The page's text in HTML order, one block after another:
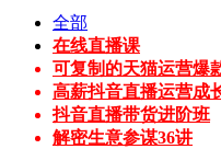
全部
在线直播课
可复制的天猫运营爆
高薪抖音直播运营成
抖音直播带货进阶班
解密生意参谋36讲